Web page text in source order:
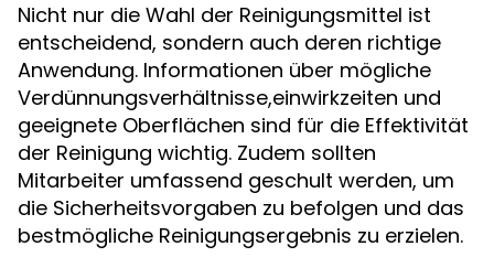
Nicht nur die Wahl der Reinigungsmittel ist
entscheidend, sondern auch deren richtige
Anwendung. Informationen über mögliche
Verdünnungsverhältnisse,einwirkzeiten und
geeignete Oberflächen sind für die Effektivität
der Reinigung wichtig. Zudem sollten
Mitarbeiter umfassend geschult werden, um
die Sicherheitsvorgaben zu befolgen und das
bestmögliche Reinigungsergebnis zu erzielen.